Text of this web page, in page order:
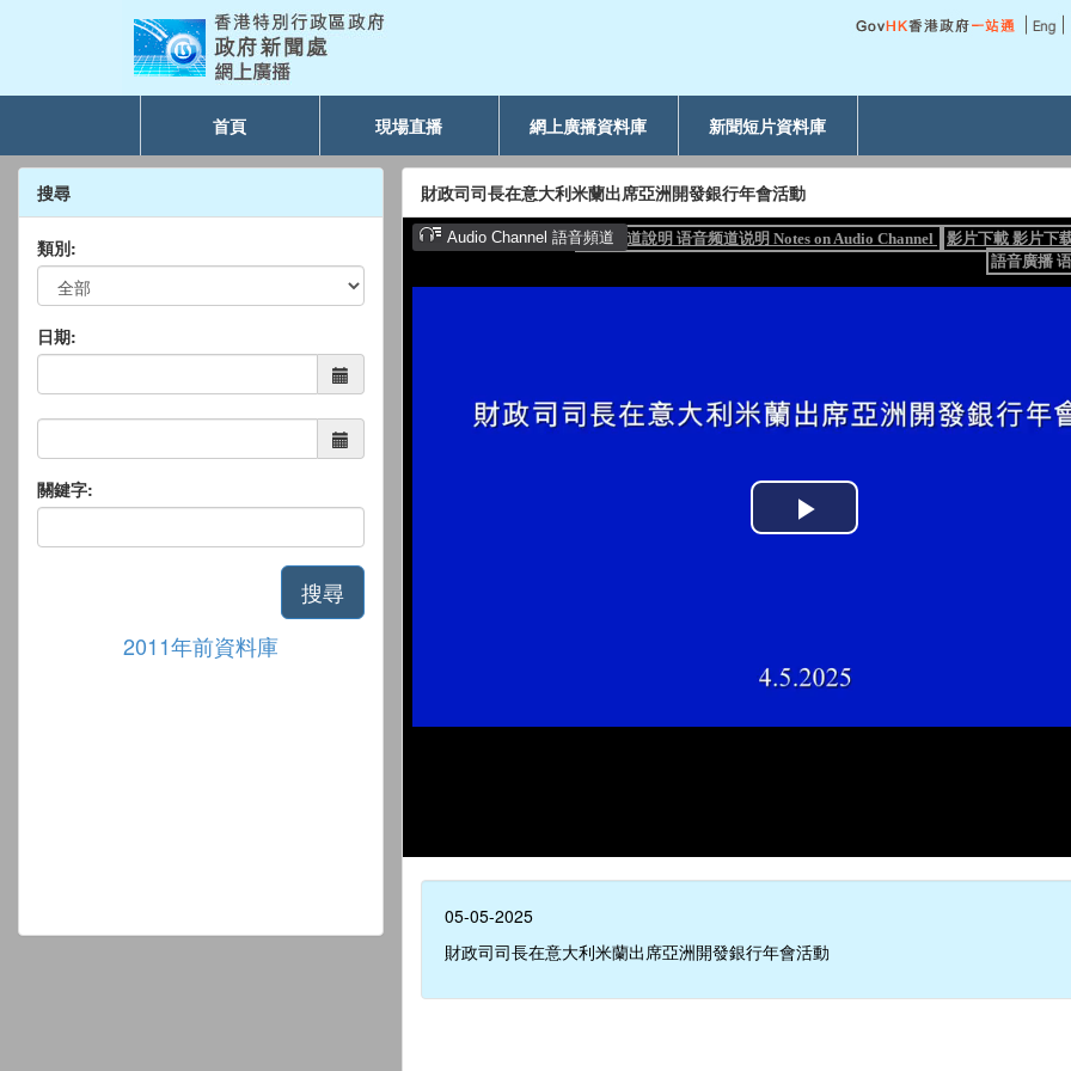
首頁 現場直播 網上廣播資料庫 新聞短片資料庫
搜尋
類別:
日期:
關鍵字:
搜尋
2011年前資料庫
財政司司長在意大利米蘭出席亞洲開發銀行年會活動
05-05-2025
財政司司長在意大利米蘭出席亞洲開發銀行年會活動